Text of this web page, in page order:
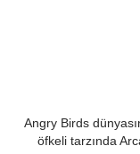
Angry Birds
öfkeli tarzında